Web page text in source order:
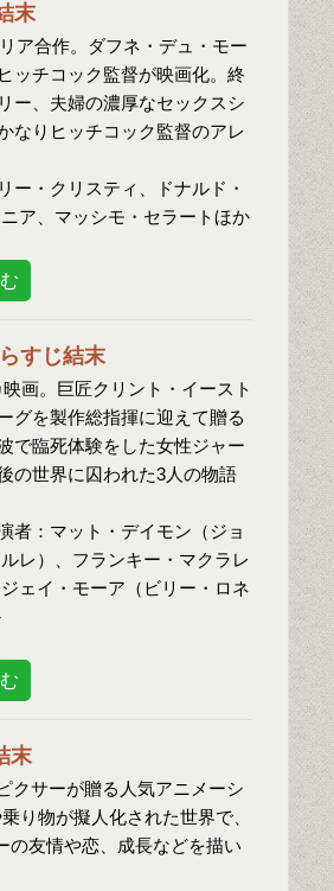
末
ア合作。ダフネ・デュ・モー
ッチコック監督が映画化。終
ー、夫婦の濃厚なセックスシ
なりヒッチコック監督のアレ
・クリスティ、ドナルド・
ア、マッシモ・セラートほか
すじ結末
画。巨匠クリント・イースト
グを製作総指揮に迎えて贈る
で臨死体験をした女性ジャー
の世界に囚われた3人の物語
：マット・デイモン（ジョ
レ）、フランキー・マクラレ
ェイ・モーア（ビリー・ロネ
末
クサーが贈る人気アニメーシ
り物が擬人化された世界で、
の友情や恋、成長などを描い